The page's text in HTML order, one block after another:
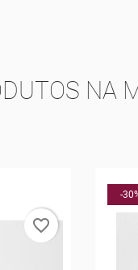
NA
favorite_border
-5%